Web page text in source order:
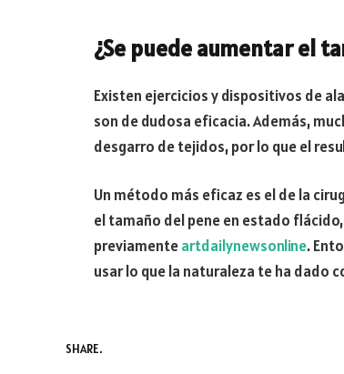
¿Se puede aumentar el
Existen ejercicios y dispositivos de
son de dudosa eficacia. Además,
desgarro de tejidos, por lo que el
Un método más eficaz es el de la
el tamaño del pene en estado
previamenteartdailynewsonline.
usar lo que la naturaleza te ha dado
SHARE.